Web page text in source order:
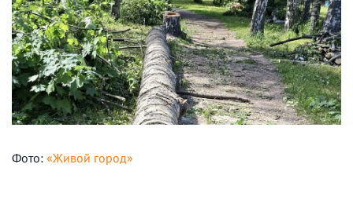
Фото: «Живой город»